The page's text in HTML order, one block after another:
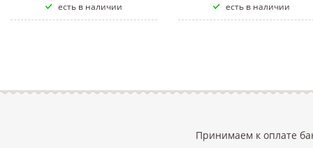
есть в наличии есть в наличии
Принимаем к оплате